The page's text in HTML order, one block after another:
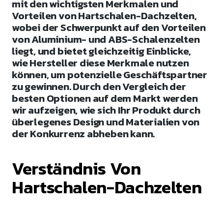
mit den wichtigsten Merkmalen und
Vorteilen von Hartschalen-Dachzelten,
wobei der Schwerpunkt auf den Vorteilen
von Aluminium- und ABS-Schalenzelten
liegt, und bietet gleichzeitig Einblicke,
wie Hersteller diese Merkmale nutzen
können, um potenzielle Geschäftspartner
zu gewinnen. Durch den Vergleich der
besten Optionen auf dem Markt werden
wir aufzeigen, wie sich Ihr Produkt durch
überlegenes Design und Materialien von
der Konkurrenz abheben kann.
Verständnis Von
Hartschalen-Dachzelten